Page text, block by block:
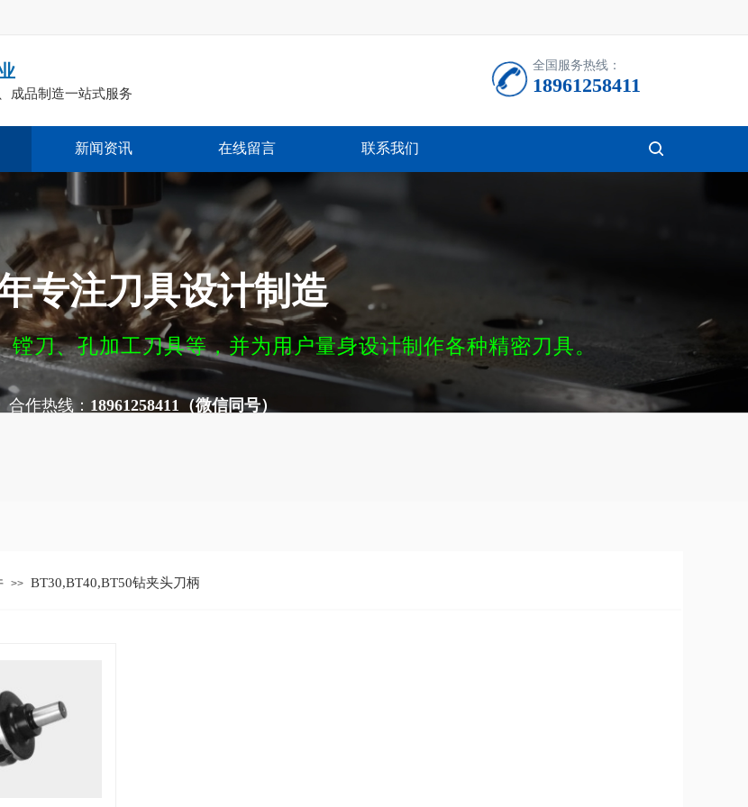
全国服务热线：
18961258411
成品制造一站式服务
新闻资讯 在线留言 联系我们 按钮文本
专注刀具设计制造
镗刀、孔加工刀具等，并为用户量身设计制作各种精密刀具。
合作热线： 18961258411（微信同号）
>> BT30,BT40,BT50钻夹头刀柄